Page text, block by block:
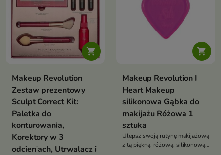

Makeup Revolution
Zestaw prezentowy
Sculpt Correct Kit:
Paletka do
konturowania,
Korektory w 3
odcieniach, Utrwalacz i

Makeup Revolution I
Heart Makeup
silikonowa Gąbka do
makijażu Różowa 1
sztuka
Ulepsz swoją rutynę makijażową
z tą piękną, różową, silikonową